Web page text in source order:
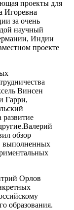
проекты для
Игоревна
за очень
научный
Индии
проекте
Винсен
Гарри,
обзор
выполненных
Орлов
образования.